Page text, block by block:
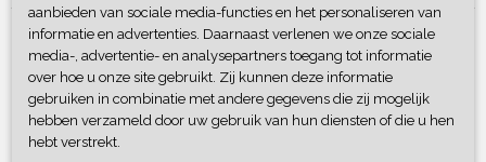
aanbieden van sociale media-functies en het personaliseren van
informatie en advertenties. Daarnaast verlenen we onze sociale
media-, advertentie- en analysepartners toegang tot informatie
over hoe u onze site gebruikt. Zij kunnen deze informatie
gebruiken in combinatie met andere gegevens die zij mogelijk
hebben verzameld door uw gebruik van hun diensten of die u hen
hebt verstrekt.